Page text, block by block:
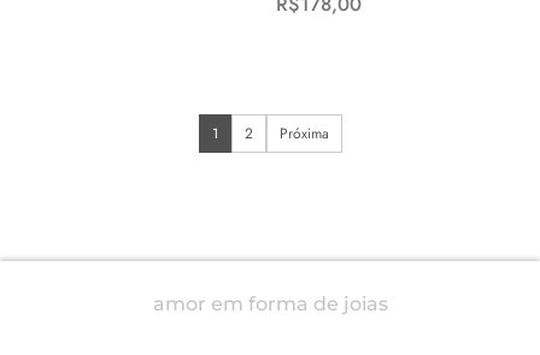
1 2 Próxima
amor em forma de joias